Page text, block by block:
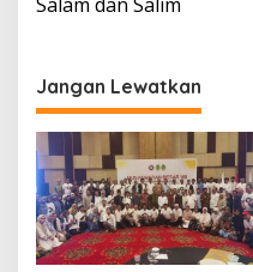
Jangan Lewatkan